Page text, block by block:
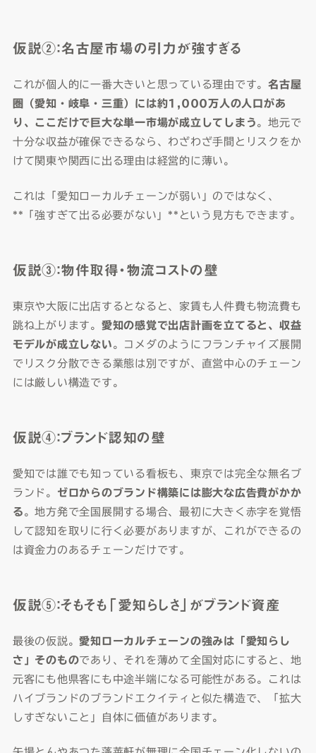
仮説②：名古屋市場の引力が強すぎる
これが個人的に一番大きいと思っている理由です。名古屋
圏（愛知・岐阜・三重）には約1,000万人の人口があ
り、ここだけで巨大な単一市場が成立してしまう 。地元で
十分な収益が確保できるなら、わざわざ手間とリスクをか
けて関東や関西に出る理由は経営的に薄い。
これは「愛知ローカルチェーンが弱い」のではなく、
**「強すぎて出る必要がない」**という見方もできます。
仮説③：物件取得・物流コストの壁
東京や大阪に出店するとなると、家賃も人件費も物流費も
跳ね上がります。 愛知の感覚で出店計画を立てると、収益
モデルが成立しない 。コメダのようにフランチャイズ展開
でリスク分散できる業態は別ですが、直営中心のチェーン
には厳しい構造です。
仮説④：ブランド認知の壁
愛知では誰でも知っている看板も、東京では完全な無名ブ
ランド。 ゼロからのブランド構築には膨大な広告費がかか
る 。地方発で全国展開する場合、最初に大きく赤字を覚悟
して認知を取りに行く必要がありますが、これができるの
は資金力のあるチェーンだけです。
仮説⑤：そもそも「愛知らしさ」がブランド資産
最後の仮説。愛知ローカルチェーンの強みは「愛知らし
さ」そのものであり、それを薄めて全国対応にすると、地
元客にも他県客にも中途半端になる可能性がある。これは
ハイブランドのブランドエクイティと似た構造で、「拡大
しすぎないこと」自体に価値があります。